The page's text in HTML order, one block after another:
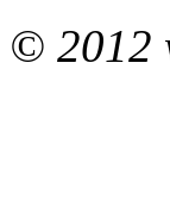
© 2012